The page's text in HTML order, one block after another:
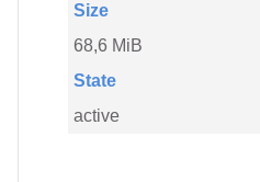
Size
68,6 MiB
State
active